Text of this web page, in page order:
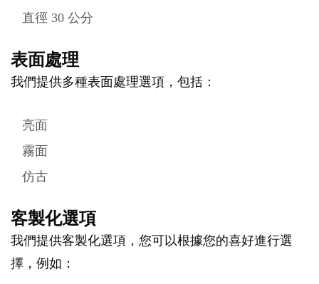
直徑 30 公分
表面處理
我們提供多種表面處理選項，包括：
亮面
霧面
仿古
客製化選項
我們提供客製化選項，您可以根據您的喜好進行選
擇，例如：